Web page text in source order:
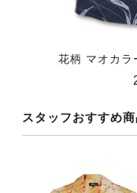
花柄 マオカラ
スタッフおすすめ